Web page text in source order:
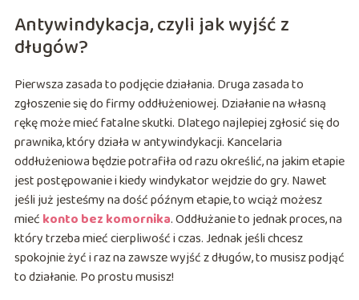
Antywindykacja, czyli jak wyjść z
długów?
Pierwsza zasada to podjęcie działania. Druga zasada to
zgłoszenie się do firmy oddłużeniowej. Działanie na własną
rękę może mieć fatalne skutki. Dlatego najlepiej zgłosić się do
prawnika, który działa w antywindykacji. Kancelaria
oddłużeniowa będzie potrafiła od razu określić, na jakim etapie
jest postępowanie i kiedy windykator wejdzie do gry. Nawet
jeśli już jesteśmy na dość późnym etapie, to wciąż możesz
mieć konto bez komornika. Oddłużanie to jednak proces, na
który trzeba mieć cierpliwość i czas. Jednak jeśli chcesz
spokojnie żyć i raz na zawsze wyjść z długów, to musisz podjąć
to działanie. Po prostu musisz!